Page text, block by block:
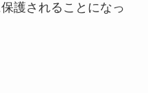
護されることになっ